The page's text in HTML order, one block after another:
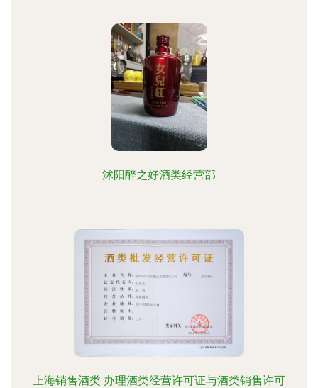
沭阳醉之好酒类经营部
上海销售酒类 办理酒类经营许可证与酒类销售许可